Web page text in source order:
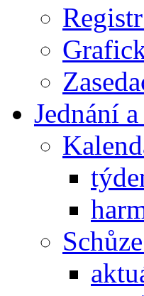
Jednání